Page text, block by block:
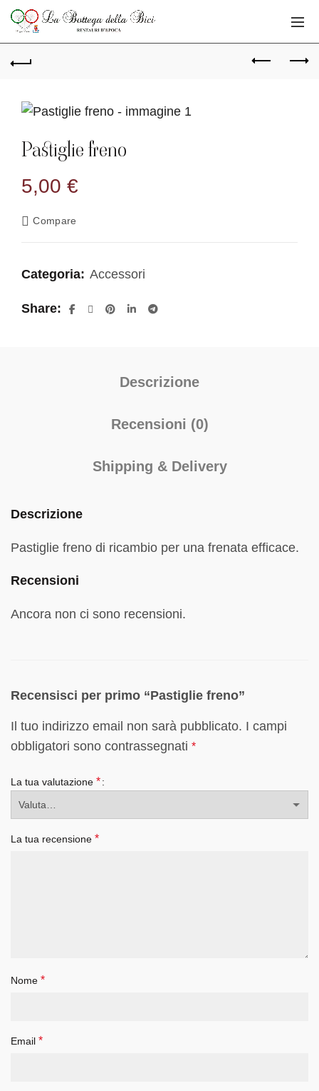
Pastiglie freno
5,00 €
Compare
Categoria: Accessori
Share
Descrizione
Recensioni (0)
Shipping & Delivery
Descrizione
Pastiglie freno di ricambio per una frenata efficace.
Recensioni
Ancora non ci sono recensioni.
Recensisci per primo “Pastiglie freno”
Il tuo indirizzo email non sarà pubblicato. I campi
obbligatori sono contrassegnati *
La tua valutazione *
La tua recensione *
Nome *
Email *